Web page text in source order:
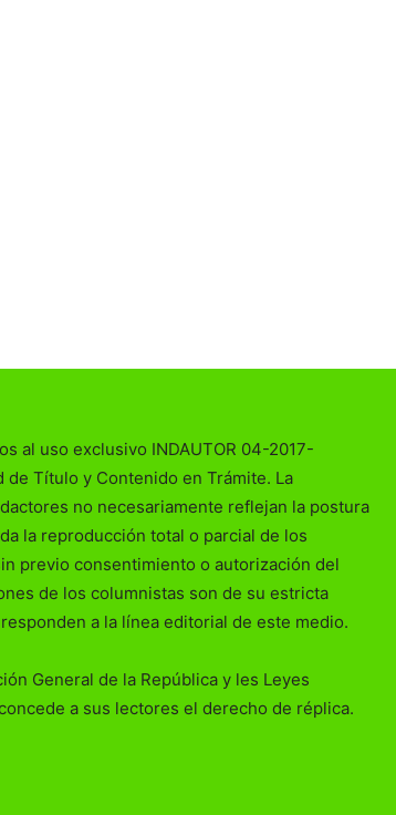
al uso exclusivo INDAUTOR 04-2017-
Título y Contenido en Trámite. La
no necesariamente reflejan la postura
la reproducción total o parcial de los
previo consentimiento o autorización del
de los columnistas son de su estricta
a la línea editorial de este medio.
General de la República y les Leyes
a sus lectores el derecho de réplica.